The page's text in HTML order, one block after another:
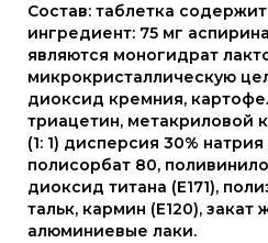
Состав: таблетка
ингредиент: 75 мг
являются моногидрат
микрокристаллическую
диоксид кремния,
триацетин, метакриловой
(1: 1) дисперсия 30%
полисорбат 80,
диоксид титана (Е171),
тальк, кармин (Е120), закат
алюминиевые лаки.